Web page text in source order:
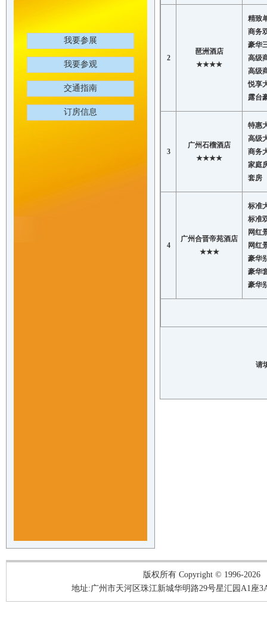
我要参展
我要参观
交通指南
订房信息
2
琶洲酒店
★★★★
精致
商务
豪华
高级
高级
悦享
露台
3
广州石榴酒店
★★★★
特惠
高级
商务
家庭
套房
4
广州合晋帝苑酒店
★★★
标准
标准
网红
网红
豪华
豪华
豪华
请
版权所有 Copyright © 1996-2026
地址:广州市天河区珠江新城华明路29号星汇园A1座